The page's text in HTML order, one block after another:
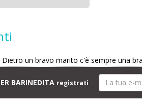
Dietro un bravo marito c'è sempre una
BARINEDITA registrati